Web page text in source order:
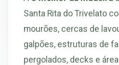
Santa Rita do Trivelato
mourões, cercas de
galpões, estruturas de
pergolados, decks e